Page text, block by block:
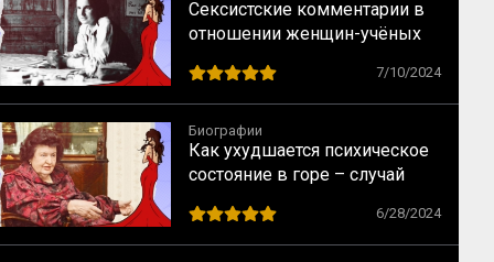
Сексистские комментарии в
отношении женщин-учёных
7/10/2024
Биографии
Как ухудшается психическое
состояние в горе – случай
6/28/2024